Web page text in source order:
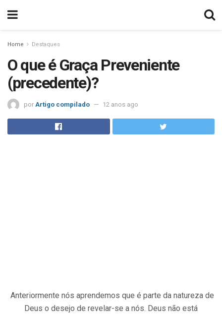
Home Destaques
O que é Graça Preveniente
(precedente)?
por Artigo compilado 12 anos ago
Anteriormente nós aprendemos que é parte da natureza de
Deus o desejo de revelar-se a nós. Deus não está